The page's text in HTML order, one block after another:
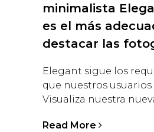
minimalista
es el más
destacar las
Elegant sigue los
que nuestros
Visualiza nuestra
Read More